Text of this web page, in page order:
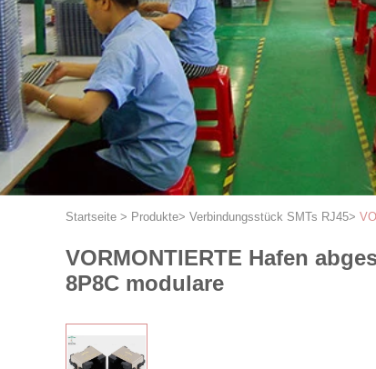
Startseite > Produkte> Verbindungsstück SMTs RJ45>
VORMONTIERTE Hafen
8P8C modulare